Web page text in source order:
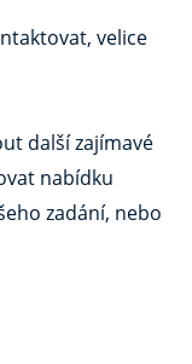
velice
další zajímavé
nabídku
zadání, nebo